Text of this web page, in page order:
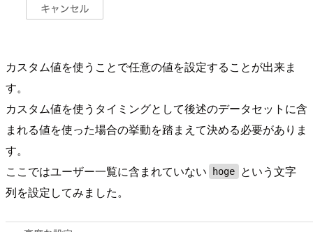
カスタム値を使うことで任意の値を設定することが出来ま
す。
カスタム値を使うタイミングとして後述のデータセットに含
まれる値を使った場合の挙動を踏まえて決める必要がありま
す。
ここではユーザー一覧に含まれていない
hoge
という文字
列を設定してみました。